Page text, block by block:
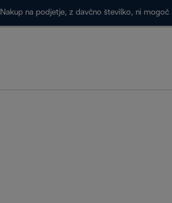
Nakup na podjetje, z davčno številko, ni mogoč